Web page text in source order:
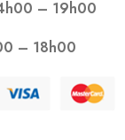
– 19h00
– 18h00